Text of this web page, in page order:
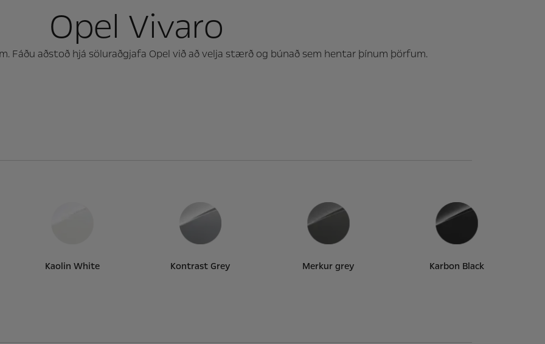
Opel Vivaro
Fáðu aðstoð hjá söluraðgjafa Opel við að velja stærð og búnað sem hentar þínum þörfum.
Kaolin White Kontrast Grey Merkur grey Karbon Black